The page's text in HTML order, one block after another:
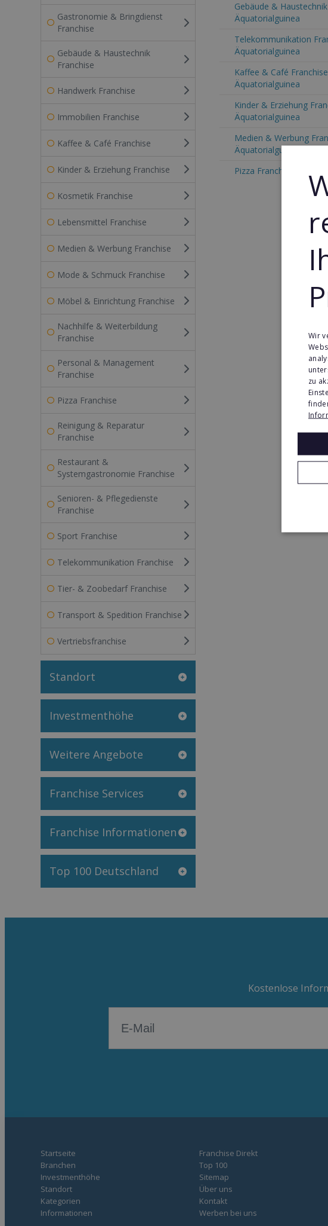
Gastronomie & Bringdienst
Franchise
Gebäude & Haustechnik
Franchise
Handwerk Franchise
Immobilien Franchise
Kaffee & Café Franchise
Kinder & Erziehung Franchise
Kosmetik Franchise
Lebensmittel Franchise
Medien & Werbung Franchise
Mode & Schmuck Franchise
Möbel & Einrichtung Franchise
Nachhilfe & Weiterbildung
Franchise
Personal & Management
Franchise
Pizza Franchise
Reinigung & Reparatur
Franchise
Restaurant &
Systemgastronomie Franchise
Senioren- & Pflegedienste
Franchise
Sport Franchise
Telekommunikation Franchise
Tier- & Zoobedarf Franchise
Transport & Spedition Franchise
Vertriebsfranchise
Standort
Investmenthöhe
Weitere Angebote
Franchise Services
Franchise Informationen
Top 100 Deutschland
Gebäude &
Äquatorialguinea
Telekommunikation
Äquatorialguinea
Kaffee & Café
Äquatorialguinea
Kinder & Erziehung
Äquatorialguinea
Medien & Werbung
Äquatorialguinea
Pizza Franchise in
Kostenlose
Startseite
Branchen
Investmenthöhe
Standort
Kategorien
Informationen
Franchise Direkt
Top 100
Sitemap
Über uns
Kontakt
Werben bei uns
Wir
zu